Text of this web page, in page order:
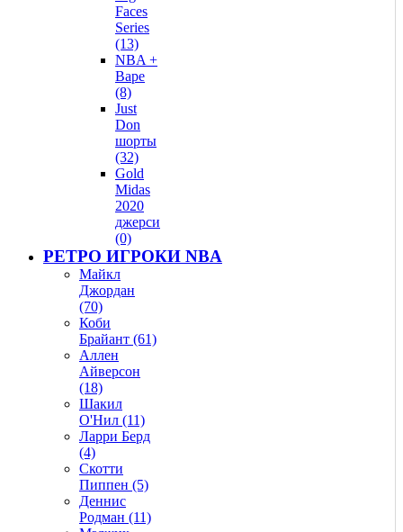
Faces
Series
(13)
NBA +
Bape
(8)
Just
Don
шорты
(32)
Gold
Midas
2020
джерси
(0)
РЕТРО ИГРОКИ NBA
Майкл
Джордан
(70)
Коби
Брайант (61)
Аллен
Айверсон
(18)
Шакил
О'Нил (11)
Ларри Берд
(4)
Скотти
Пиппен (5)
Деннис
Родман (11)